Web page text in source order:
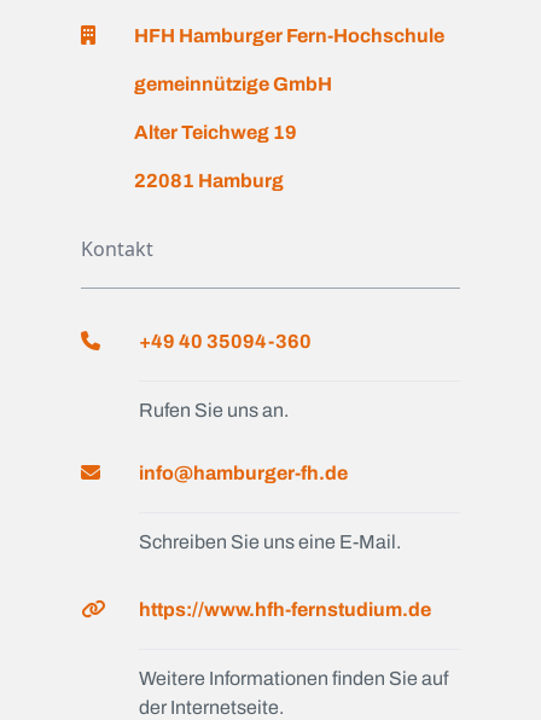
HFH Hamburger Fern-Hochschule
gemeinnützige GmbH
Alter Teichweg 19
22081 Hamburg
Kontakt
+49 40 35094-360
Rufen Sie uns an.
info@hamburger-fh.de
Schreiben Sie uns eine E-Mail.
https://www.hfh-fernstudium.de
Weitere Informationen finden Sie auf
der Internetseite.